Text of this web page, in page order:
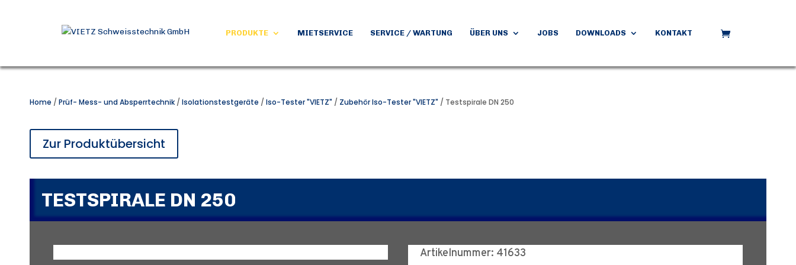
PRODUKTE MIETSERVICE SERVICE / WARTUNG ÜBER UNS JOBS DOWNLOADS KONTAKT
Home / Prüf- Mess- und Absperrtechnik/ Isolationstestgeräte / Iso-Tester "VIETZ" / Zubehör Iso-Tester "VIETZ" / Testspirale DN 250
Zur Produktübersicht
TESTSPIRALE DN 250
Artikelnummer: 41633